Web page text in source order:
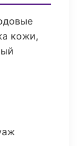
кожи,